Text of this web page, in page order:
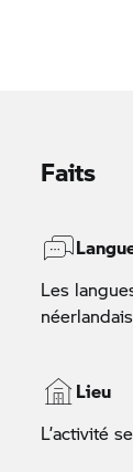
Faits
Les
Lieu
L’activité